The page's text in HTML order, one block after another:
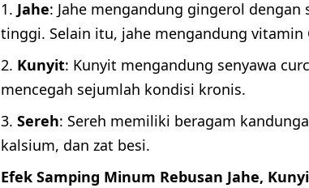
Jahe: Jahe mengandung gingerol
tinggi. Selain itu, jahe mengandung vitamin
Kunyit: Kunyit mengandung senyawa
mencegah sejumlah kondisi kronis.
Sereh: Sereh memiliki beragam
kalsium, dan zat besi.
Efek Samping Minum Rebusan Jahe,